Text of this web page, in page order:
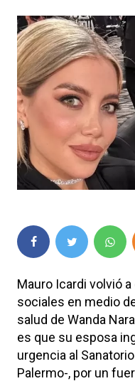
Mauro Icardi volvió
sociales en medio
salud de Wanda
es que su esposa
urgencia al
Palermo-, por un